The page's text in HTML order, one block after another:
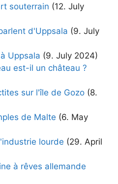
souterrain (12. July
d'Uppsala (9. July
Uppsala (9. July 2024)
est-il un château ?
sur l'île de Gozo (8.
de Malte (6. May
lourde (29. April
à rêves allemande